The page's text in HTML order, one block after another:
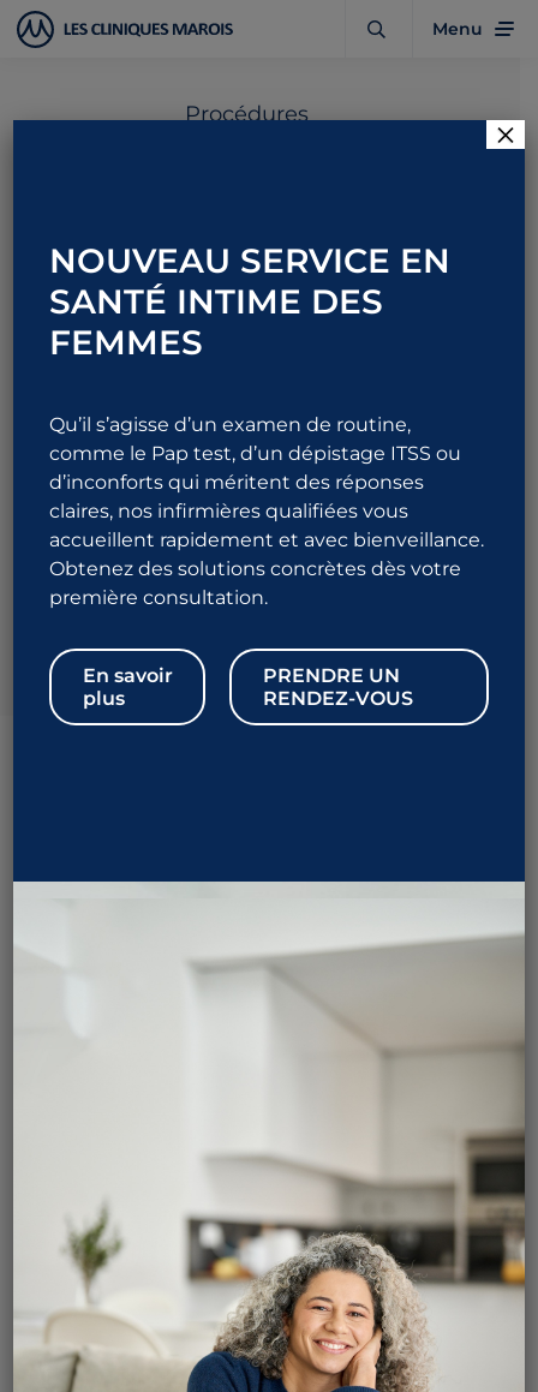
Menu
Procédures
1 844 URO-ALLO
876-2556
Prendre rendez-vous
cela crée une palmature de peau qui peut interférer
NOUVEAU SERVICE EN
SANTÉ INTIME DES
FEMMES
Qu’il s’agisse d’un examen de routine,
comme le Pap test, d’un dépistage ITSS ou
d’inconforts qui méritent des réponses
claires, nos infirmières qualifiées vous
accueillent rapidement et avec bienveillance.
Obtenez des solutions concrètes dès votre
première consultation.
En savoir
plus
PRENDRE UN
RENDEZ-VOUS
×